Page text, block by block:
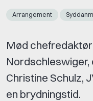
Arrangement
Mød
Christine Schulz,
en brydningstid.